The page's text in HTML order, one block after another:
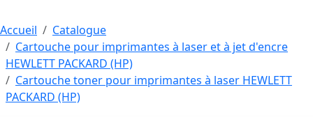
Accueil
Catalogue
Cartouche pour imprimantes à laser et à jet d'encre
HEWLETT PACKARD (HP)
Cartouche toner pour imprimantes à laser HEWLETT
PACKARD (HP)